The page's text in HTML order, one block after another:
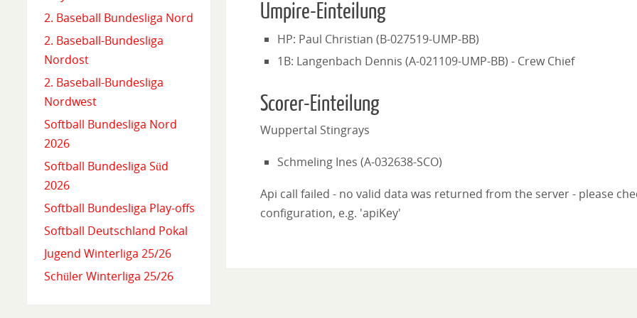
Umpire-Einteilung
HP: Paul Christian (B-027519-UMP-BB)
1B: Langenbach Dennis (A-021109-UMP-BB) - Crew Chief
Scorer-Einteilung
Wuppertal Stingrays
Schmeling Ines (A-032638-SCO)
Api call failed - no valid data was returned from the server - please
configuration, e.g. 'apiKey'
2. Baseball Bundesliga Nord
2. Baseball-Bundesliga
Nordost
2. Baseball-Bundesliga
Nordwest
Softball Bundesliga Nord
2026
Softball Bundesliga Süd
2026
Softball Bundesliga Play-offs
Softball Deutschland Pokal
Jugend Winterliga 25/26
Schüler Winterliga 25/26